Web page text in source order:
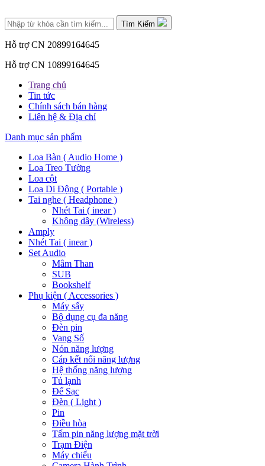
Tìm Kiếm
Hỗ trợ CN 20899164645
Hỗ trợ CN 10899164645
Trang chủ
Tin tức
Chính sách bán hàng
Liên hệ & Địa chỉ
Danh mục sản phẩm
Loa Bàn ( Audio Home )
Loa Treo Tường
Loa cột
Loa Di Động ( Portable )
Tai nghe ( Headphone )
Nhét Tai ( inear )
Không dây (Wireless)
Amply
Nhét Tai ( inear )
Set Audio
Mâm Than
SUB
Bookshelf
Phụ kiện ( Accessories )
Máy sấy
Bộ dụng cụ đa năng
Đèn pin
Vang Số
Nón năng lượng
Cáp kết nối năng lượng
Hệ thống năng lượng
Tủ lạnh
Đế Sạc
Đèn ( Light )
Pin
Điều hòa
Tấm pin năng lượng mặt trời
Trạm Điện
Máy chiếu